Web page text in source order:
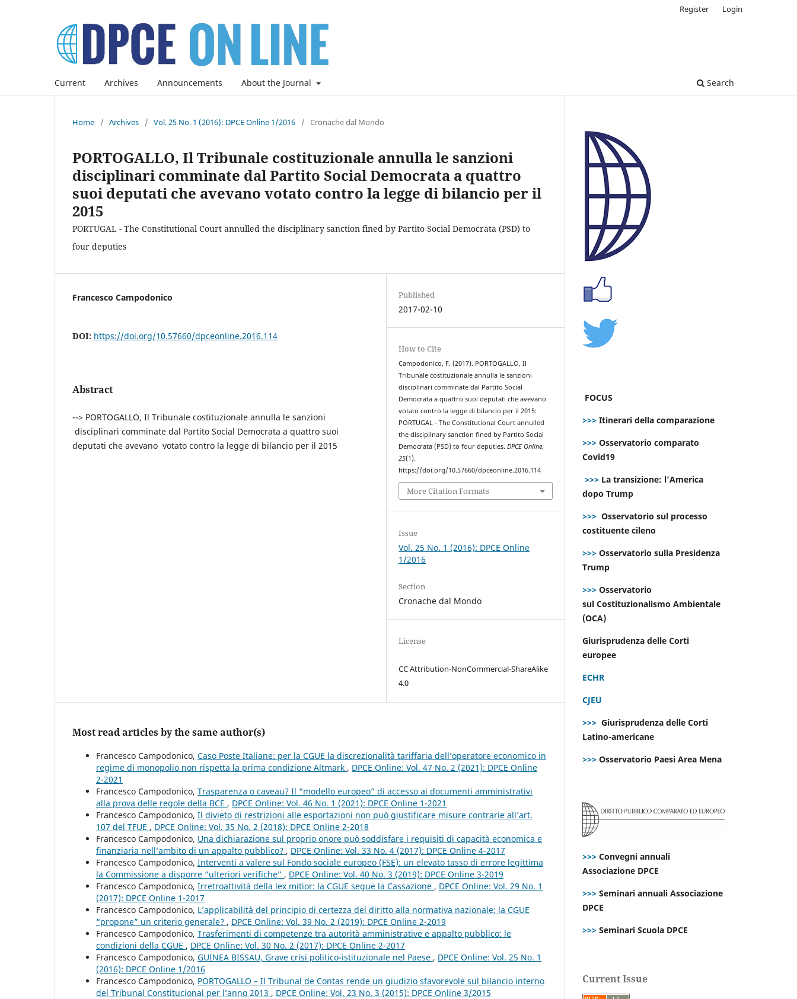
Current Archives Announcements About the Journal Search
Register Login
Home / Archives / Vol. 25 No. 1 (2016): DPCE Online 1/2016 / Cronache dal Mondo
PORTOGALLO, Il Tribunale costituzionale annulla le sanzioni
disciplinari comminate dal Partito Social Democrata a quattro
suoi deputati che avevano votato contro la legge di bilancio per il
2015
PORTUGAL - The Constitutional Court annulled the disciplinary sanction fined by Partito Social Democrata (PSD) to
four deputies
Francesco Campodonico
DOI: https://doi.org/10.57660/dpceonline.2016.114
Abstract
--> PORTOGALLO, Il Tribunale costituzionale annulla le sanzioni
disciplinari comminate dal Partito Social Democrata a quattro suoi
deputati che avevano votato contro la legge di bilancio per il 2015
Published
2017-02-10
How to Cite
Campodonico, F. (2017). PORTOGALLO, Il
Tribunale costituzionale annulla le sanzioni
disciplinari comminate dal Partito Social
Democrata a quattro suoi deputati che avevano
votato contro la legge di bilancio per il 2015:
PORTUGAL - The Constitutional Court annulled
the disciplinary sanction fined by Partito Social
Democrata (PSD) to four deputies.DPCE Online,
25(1).
https://doi.org/10.57660/dpceonline.2016.114
More Citation Formats
Issue
Vol. 25 No. 1 (2016): DPCE Online
1/2016
Section
Cronache dal Mondo
License
CC Attribution-NonCommercial-ShareAlike
4.0
Most read articles by the same author(s)
Francesco Campodonico, Caso Poste Italiane: per la CGUE la discrezionalità tariffaria dell’operatore economico in
regime di monopolio non rispetta la prima condizione Altmark , DPCE Online: Vol. 47 No. 2 (2021): DPCE Online
2-2021
Francesco Campodonico, Trasparenza o caveau? Il “modello europeo” di accesso ai documenti amministrativi
alla prova delle regole della BCE , DPCE Online: Vol. 46 No. 1 (2021): DPCE Online 1-2021
Francesco Campodonico, Il divieto di restrizioni alle esportazioni non può giustificare misure contrarie all’art.
107 del TFUE , DPCE Online: Vol. 35 No. 2 (2018): DPCE Online 2-2018
Francesco Campodonico, Una dichiarazione sul proprio onore può soddisfare i requisiti di capacità economica e
finanziaria nell’ambito di un appalto pubblico? , DPCE Online: Vol. 33 No. 4 (2017): DPCE Online 4-2017
Francesco Campodonico, Interventi a valere sul Fondo sociale europeo (FSE): un elevato tasso di errore legittima
la Commissione a disporre “ulteriori verifiche” , DPCE Online: Vol. 40 No. 3 (2019): DPCE Online 3-2019
Francesco Campodonico, Irretroattività della lex mitior: la CGUE segue la Cassazione , DPCE Online: Vol. 29 No. 1
(2017): DPCE Online 1-2017
Francesco Campodonico, L’applicabilità del principio di certezza del diritto alla normativa nazionale: la CGUE
“propone” un criterio generale? , DPCE Online: Vol. 39 No. 2 (2019): DPCE Online 2-2019
Francesco Campodonico, Trasferimenti di competenze tra autorità amministrative e appalto pubblico: le
condizioni della CGUE , DPCE Online: Vol. 30 No. 2 (2017): DPCE Online 2-2017
Francesco Campodonico, GUINEA BISSAU, Grave crisi politico-istituzionale nel Paese , DPCE Online: Vol. 25 No. 1
(2016): DPCE Online 1/2016
Francesco Campodonico, PORTOGALLO – Il Tribunal de Contas rende un giudizio sfavorevole sul bilancio interno
del Tribunal Constitucional per l’anno 2013 , DPCE Online: Vol. 23 No. 3 (2015): DPCE Online 3/2015
FOCUS
>>> Itinerari della comparazione
>>> Osservatorio comparato
Covid19
>>> La transizione: l’America
dopo Trump
>>> Osservatorio sul processo
costituente cileno
>>> Osservatorio sulla Presidenza
Trump
>>> Osservatorio
sul Costituzionalismo Ambientale
(OCA)
Giurisprudenza delle Corti
europee
ECHR
CJEU
>>> Giurisprudenza delle Corti
Latino-americane
>>> Osservatorio Paesi Area Mena
>>> Convegni annuali
Associazione DPCE
>>> Seminari annuali Associazione
DPCE
>>> Seminari Scuola DPCE
Current Issue